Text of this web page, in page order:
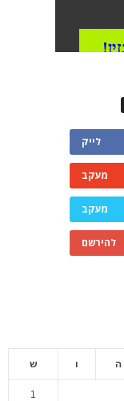
לייק
מעקב
מעקב
להירשם
ה ו ש
1